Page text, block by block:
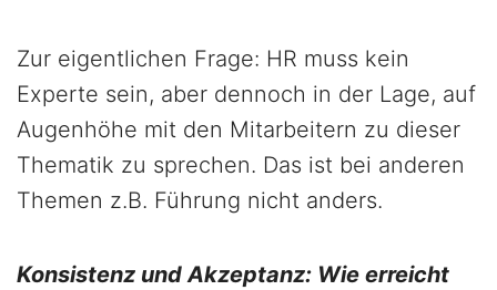
Zur eigentlichen Frage: HR muss kein
Experte sein, aber dennoch in der Lage, auf
Augenhöhe mit den Mitarbeitern zu dieser
Thematik zu sprechen. Das ist bei anderen
Themen z.B. Führung nicht anders.
Konsistenz und Akzeptanz: Wie erreicht